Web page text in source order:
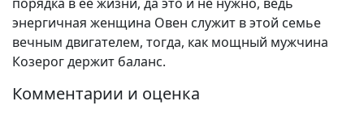
энергичная женщина Овен служит в этой семье
вечным двигателем, тогда, как мощный мужчина
Козерог держит баланс.
Комментарии и оценка